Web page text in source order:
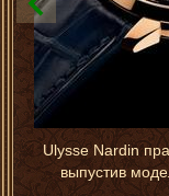
Ulysse Nardin
выпустив